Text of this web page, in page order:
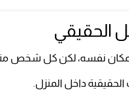
نفسه، لكن كل شخص
الحقيقية داخل المنزل.